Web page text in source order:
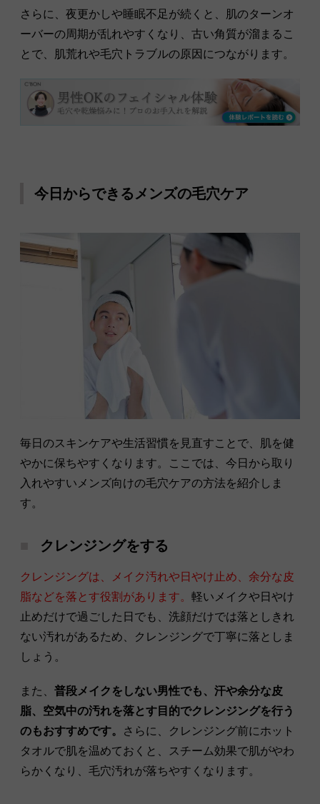
さらに、夜更かしや睡眠不足が続くと、肌のターンオ
ーバーの周期が乱れやすくなり、古い角質が溜まるこ
とで、肌荒れや毛穴トラブルの原因につながります。
今日からできるメンズの毛穴ケア
毎日のスキンケアや生活習慣を見直すことで、肌を健
やかに保ちやすくなります。ここでは、今日から取り
入れやすいメンズ向けの毛穴ケアの方法を紹介しま
す。
クレンジングをする
クレンジングは、メイク汚れや日やけ止め、余分な皮
脂などを落とす役割があります。 軽いメイクや日やけ
止めだけで過ごした日でも、洗顔だけでは落としきれ
ない汚れがあるため、クレンジングで丁寧に落としま
しょう。
また、 普段メイクをしない男性でも、汗や余分な皮
脂、空気中の汚れを落とす目的でクレンジングを行う
のもおすすめです。
さらに、クレンジング前にホット
タオルで肌を温めておくと、スチーム効果で肌がやわ
らかくなり、毛穴汚れが落ちやすくなります。